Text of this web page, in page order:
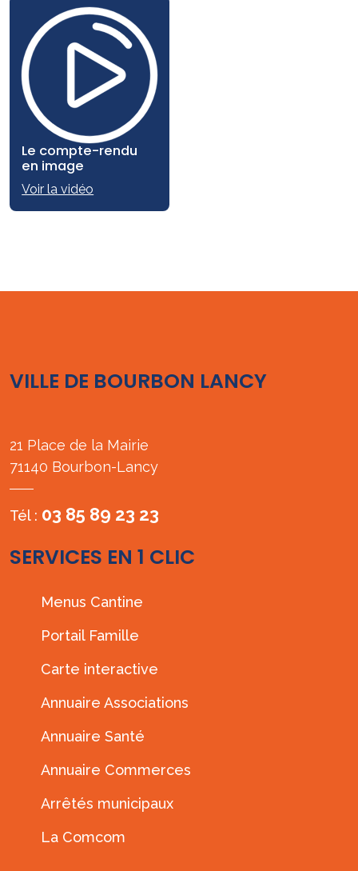
Le compte-rendu
en image
Voir la vidéo
VILLE DE BOURBON LANCY
21 Place de la Mairie
71140 Bourbon-Lancy
Tél : 03 85 89 23 23
SERVICES EN 1 CLIC
Menus Cantine
Portail Famille
Carte interactive
Annuaire Associations
Annuaire Santé
Annuaire Commerces
Arrêtés municipaux
La Comcom